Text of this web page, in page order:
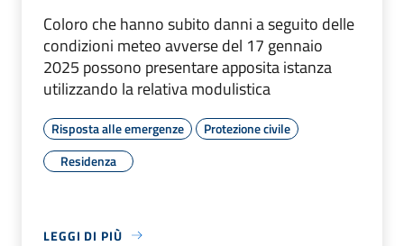
Coloro che hanno subito danni a seguito delle
condizioni meteo avverse del 17 gennaio
2025 possono presentare apposita istanza
utilizzando la relativa modulistica
Risposta alle emergenze
Protezione civile
Residenza
LEGGI DI PIÙ